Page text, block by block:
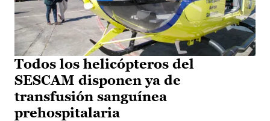
Todos los helicópteros del
SESCAM disponen ya de
transfusión sanguínea
prehospitalaria